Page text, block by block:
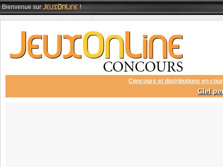
Bienvenue sur !
Concours et distributions en
Clef